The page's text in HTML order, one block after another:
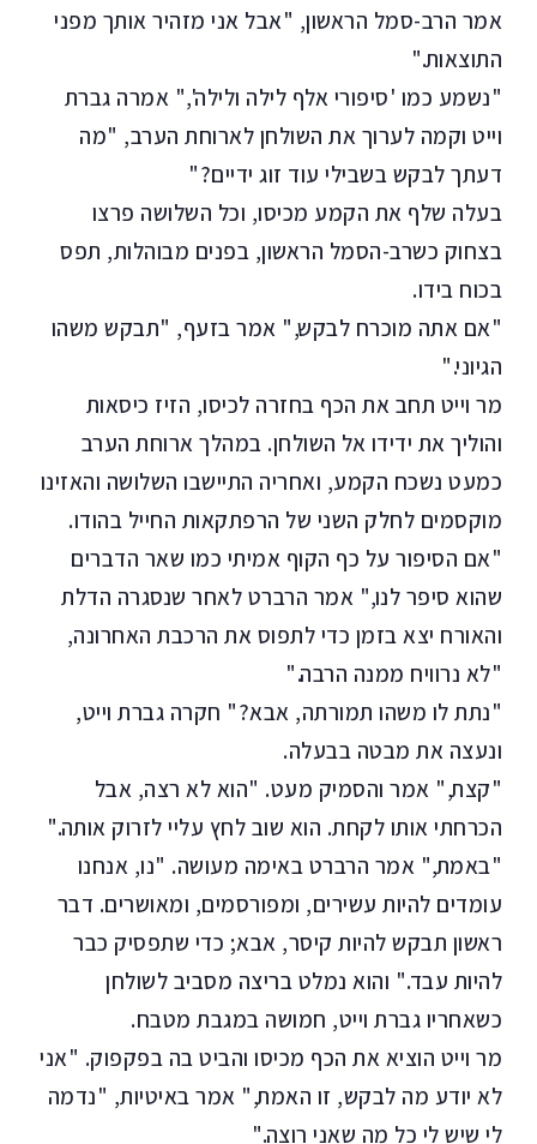
אמר הרב-סמל הראשון, "אבל אני מזהיר אותך מפני
התוצאות."
"נשמע כמו 'סיפורי אלף לילה ולילה'," אמרה גברת
וייט וקמה לערוך את השולחן לארוחת הערב, "מה
דעתך לבקש בשבילי עוד זוג ידיים?"
בעלה שלף את הקמע מכיסו, וכל השלושה פרצו
בצחוק כשרב-הסמל הראשון, בפנים מבוהלות, תפס
בכוח בידו.
"אם אתה מוכרח לבקש," אמר בזעף, "תבקש משהו
הגיוני."
מר וייט תחב את הכף בחזרה לכיסו, הזיז כיסאות
והוליך את ידידו אל השולחן. במהלך ארוחת הערב
כמעט נשכח הקמע, ואחריה התיישבו השלושה והאזינו
מוקסמים לחלק השני של הרפתקאות החייל בהודו.
"אם הסיפור על כף הקוף אמיתי כמו שאר הדברים
שהוא סיפר לנו," אמר הרברט לאחר שנסגרה הדלת
והאורח יצא בזמן כדי לתפוס את הרכבת האחרונה,
"לא נרוויח ממנה הרבה."
"נתת לו משהו תמורתה, אבא?" חקרה גברת וייט,
ונעצה את מבטה בבעלה.
"קצת," אמר והסמיק מעט. "הוא לא רצה, אבל
הכרחתי אותו לקחת. הוא שוב לחץ עליי לזרוק אותה."
"באמת," אמר הרברט באימה מעושה. "נו, אנחנו
עומדים להיות עשירים, ומפורסמים, ומאושרים. דבר
ראשון תבקש להיות קיסר, אבא; כדי שתפסיק כבר
להיות עבד." והוא נמלט בריצה מסביב לשולחן
כשאחריו גברת וייט, חמושה במגבת מטבח.
מר וייט הוציא את הכף מכיסו והביט בה בפקפוק. "אני
לא יודע מה לבקש, זו האמת," אמר באיטיות, "נדמה
לי שיש לי כל מה שאני רוצה."